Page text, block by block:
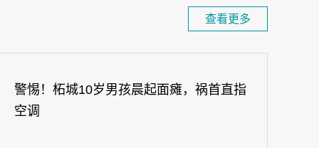
查看更多
警惕！柘城10岁男孩晨起面瘫，祸首直指
空调